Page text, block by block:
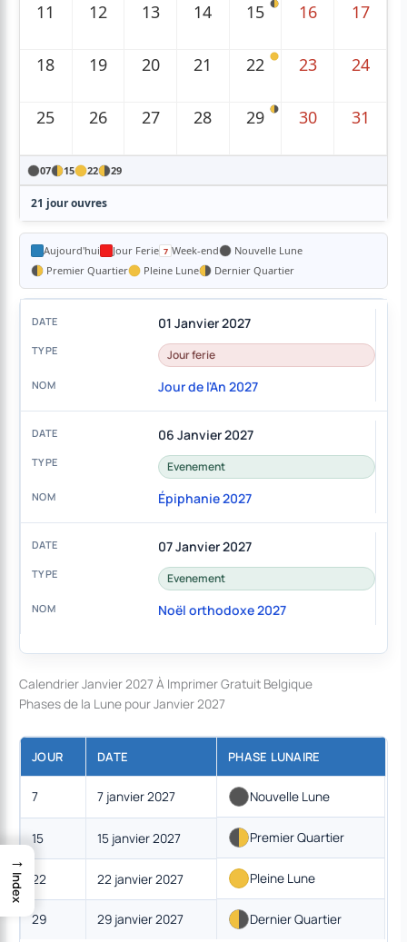
11 12 13 14 15 16 17
18 19 20 21 22 23 24
25 26 27 28 29 30 31
07 15 22 29
21 jour ouvres
Aujourd'hui Jour Ferie Week-end
Nouvelle Lune
Premier Quartier
Pleine Lune Dernier Quartier
01 Janvier 2027
Jour ferie
Jour de l'An 2027
06 Janvier 2027
Evenement
Épiphanie 2027
07 Janvier 2027
Evenement
Noël orthodoxe 2027
Calendrier Janvier 2027 À Imprimer Gratuit Belgique
Phases de la Lune pour Janvier 2027
JOUR DATE PHASE LUNAIRE
7 7 janvier 2027 Nouvelle Lune
15 15 janvier 2027 Premier Quartier
22 22 janvier 2027 Pleine Lune
29 29 janvier 2027 Dernier Quartier
→
Index